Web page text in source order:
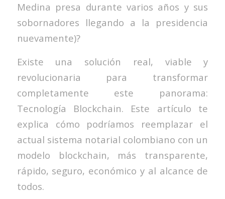
Medina presa durante varios años y sus
sobornadores llegando a la presidencia
nuevamente)?
Existe una solución real, viable y
revolucionaria para transformar
completamente este panorama:
Tecnología Blockchain. Este artículo te
explica cómo podríamos reemplazar el
actual sistema notarial colombiano con un
modelo blockchain, más transparente,
rápido, seguro, económico y al alcance de
todos.